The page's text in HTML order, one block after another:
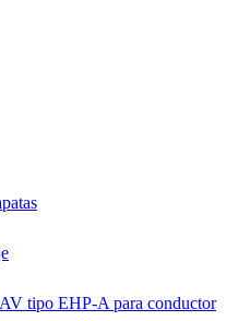
tipo EHP-A para conductor